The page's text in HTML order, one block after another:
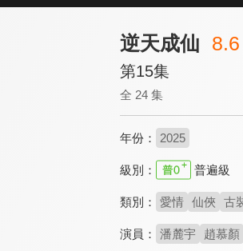
逆天成仙 8.6
第15集
全 24 集
年份： 2025
級別： 普遍級
類別： 愛情 仙俠 古
演員： 潘麓宇 趙慕顏